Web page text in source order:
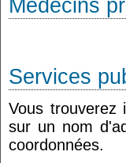
Médecins
Services
Vous trouverez
sur un nom
coordonnées.